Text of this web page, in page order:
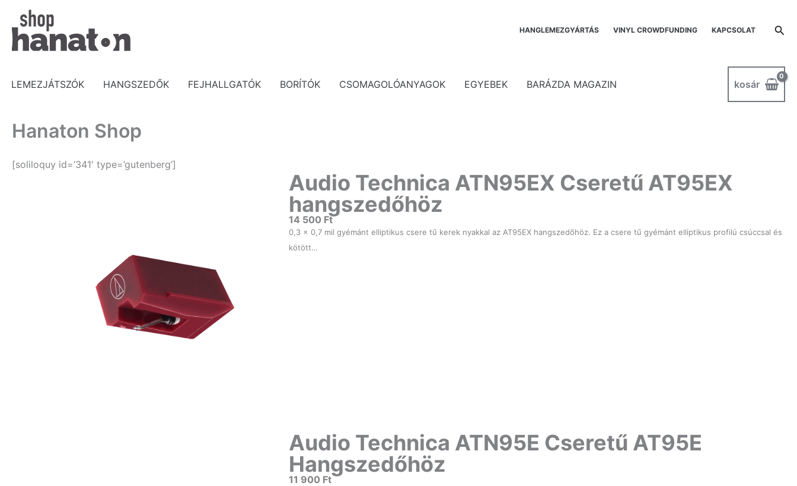
content
HANGLEMEZGYÁRTÁS VINYL CROWDFUNDING KAPCSOLAT
LEMEZJÁTSZÓK HANGSZEDŐK FEJHALLGATÓK BORÍTÓK CSOMAGOLÓANYAGOK EGYEBEK BARÁZDA MAGAZIN kosár
Hanaton Shop
[soliloquy id=’341′ type=’gutenberg’]
Audio Technica ATN95EX Cseretű AT95EX
hangszedőhöz
14 500 Ft
0,3 × 0,7 mil gyémánt elliptikus csere tű kerek nyakkal az AT95EX hangszedőhöz. Ez a csere tű gyémánt elliptikus profilú csúccsal és
kötött…
Audio Technica ATN95E Cseretű AT95E
Hangszedőhöz
11 900 Ft